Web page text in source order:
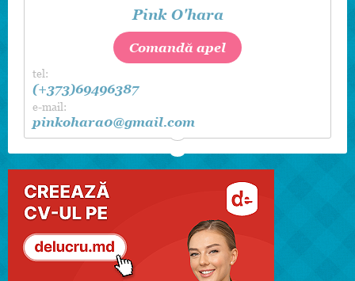
Pink O'hara
Comandă apel
tel:
(+373)69496387
e-mail:
pinkohara0@gmail.com